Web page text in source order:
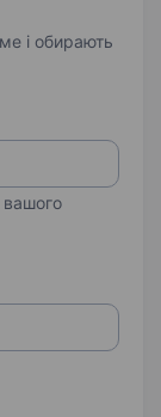
і обирають
вашого